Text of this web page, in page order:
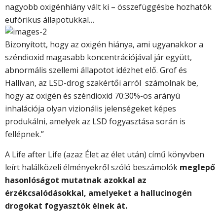
nagyobb oxigénhiány vált ki – összefüggésbe hozhatók
eufórikus állapotukkal…
Bizonyított, hogy az oxigén hiánya, ami ugyanakkor a
széndioxid magasabb koncentrációjával jár együtt,
abnormális szellemi állapotot idézhet elő. Grof és
Hallivan, az LSD-drog szakértői arról számolnak be,
hogy az oxigén és széndioxid 70:30%-os arányú
inhalációja olyan vizionális jelenségeket képes
produkálni, amelyek az LSD fogyasztása során is
fellépnek.”
A Life after Life (azaz Élet az élet után) című könyvben
leírt halálközeli élményekről szóló beszámolók meglepő
hasonlóságot mutatnak azokkal az
érzékcsalódásokkal, amelyeket a hallucinogén
drogokat fogyasztók élnek át.